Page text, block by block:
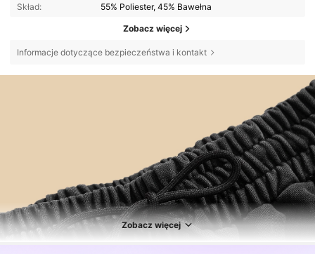
Skład: 55% Poliester, 45% Bawełna
Zobacz więcej
Informacje dotyczące bezpieczeństwa i kontakt
Zobacz więcej